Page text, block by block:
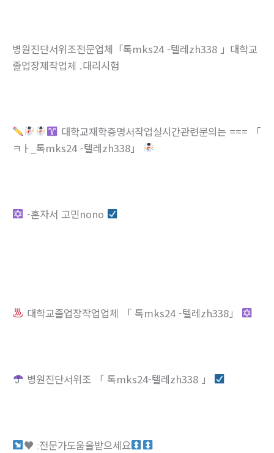
병원진단서위조전문업체「톡mks24 -텔레zh338 」대학교
졸업장제작업체 .대리시험
대학교재학증명서작업실시간관련문의는 === 「
ㅋㅏ_톡mks24 -텔레zh338」
-혼자서 고민nono
대학교졸업장작업업체 「 톡mks24 -텔레zh338」
병원진단서위조 「 톡mks24-텔레zh338 」
♥ ː전문가도움을받으세요